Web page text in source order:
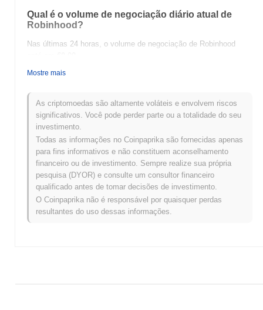
Qual é o volume de negociação diário atual de
Robinhood?
Nas últimas 24 horas, o volume de negociação de Robinhood
Qual é o histórico da faixa de preço de
Máxima Histórica (ATH):€0.000626
Mínima Histórica (ATL):€0.00
Robinhood está sendo negociado atualmente~97.04%abaixo de
sua ATH .
Como Robinhood está se desempenhando em
comparação com o mercado cripto mais amplo?
Nos últimos 7 dias, Robinhood ganhou0.00%
mercado cripto geral que registrou um ganho de
Mostre mais
As criptomoedas são altamente voláteis e envolvem riscos
significativos. Você pode perder parte ou a totalidade do seu
investimento.
Todas as informações no Coinpaprika são fornecidas apenas
para fins informativos e não constituem aconselhamento
financeiro ou de investimento. Sempre realize sua própria
pesquisa (DYOR) e consulte um consultor financeiro
qualificado antes de tomar decisões de investimento.
O Coinpaprika não é responsável por quaisquer perdas
resultantes do uso dessas informações.